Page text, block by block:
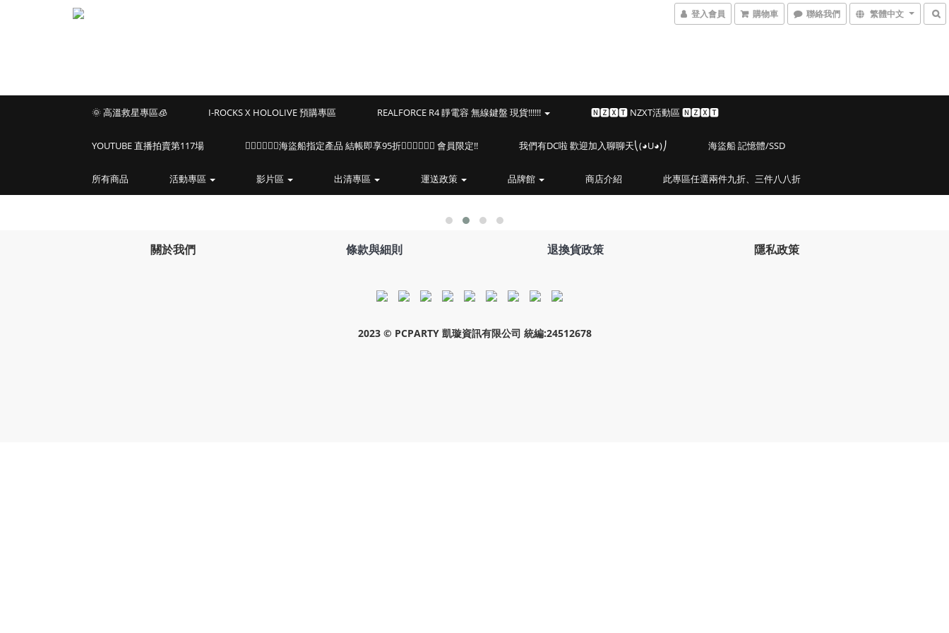
登入會員 購物車 聯絡我們 繁體中文
🌞 高溫救星專區🧊 I-ROCKS X HOLOLIVE 預購專區 REALFORCE R4 靜電容 無線鍵盤 現貨!!!!!! 🅽🆉🆇🆃 NZXT活動區 🅽🆉🆇🆃
YOUTUBE 直播拍賣第117場 🏴‍☠️🏴‍☠️🏴‍☠️海盜船指定產品 結帳即享95折🏴‍☠️🏴‍☠️🏴‍☠️ 會員限定!! 我們有DC啦 歡迎加入聊聊天⎝(◕U◕)⎠ 海盜船 記憶體/SSD
所有商品 活動專區 影片區 出清專區 運送政策 品牌館 商店介紹 此專區任選兩件九折、三件八八折
關於我們 條款與細則 退換貨政策 隱私政策
2023 © PCPARTY 凱璇資訊有限公司 統編:24512678